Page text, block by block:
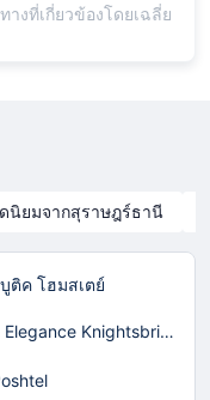
งที่เกี่ยวข้องโดยเฉลี่ย
นิยมจากสุราษฎร์ธานี
ติค โฮมสเตย์
Urban Elegance Knightsbridge BTS Bearing